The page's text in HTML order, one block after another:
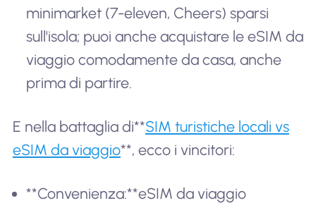
minimarket (7-eleven, Cheers) sparsi
sull'isola; puoi anche acquistare le eSIM da
viaggio comodamente da casa, anche
prima di partire.
E nella battaglia di**SIM turistiche locali vs
eSIM da viaggio**, ecco i vincitori:
**Convenienza:**eSIM da viaggio